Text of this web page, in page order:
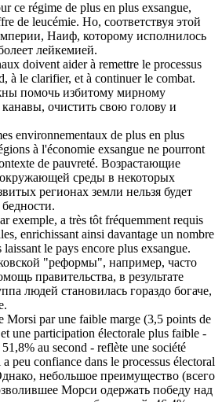
ce régime de plus en plus exsangue,
de leucémie. Но, соответствуя этой
Наиф, которому исполнилось
лейкемией.
doivent aider à remettre le processus
à le clarifier, et à continuer le combat.
помочь избитому мирному
очистить свою голову и
environnementaux de plus en plus
à l'économie exsangue ne pourront
de pauvreté. Возрастающие
среды в некоторых
регионах земли нельзя будет
exemple, a très tôt fréquemment requis
enrichissant ainsi davantage un nombre
le pays encore plus exsangue.
"реформы", например, часто
правительства, в результате
людей становилась гораздо богаче,
Morsi par une faible marge (3,5 points de
une participation électorale plus faible -
au second - reflète une société
a peu confiance dans le processus électoral
небольшое преимущество (всего
Морси одержать победу над